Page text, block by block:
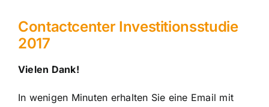
Contactcenter Investitionsstudie
2017
Vielen Dank!
In wenigen Minuten erhalten Sie eine Email mit